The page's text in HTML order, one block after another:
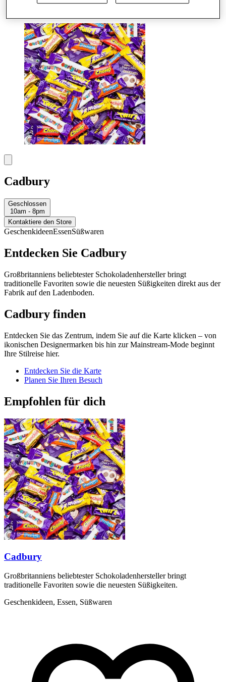
Cadbury
Geschlossen
10am - 8pm
Kontaktiere den Store
GeschenkideenEssenSüßwaren
Entdecken Sie Cadbury
Großbritanniens beliebtester Schokoladenhersteller bringt
traditionelle Favoriten sowie die neuesten Süßigkeiten direkt aus der
Fabrik auf den Ladenboden.
Cadbury finden
Entdecken Sie das Zentrum, indem Sie auf die Karte klicken – von
ikonischen Designermarken bis hin zur Mainstream-Mode beginnt
Ihre Stilreise hier.
Entdecken Sie die Karte
Planen Sie Ihren Besuch
Empfohlen für dich
Cadbury
Großbritanniens beliebtester Schokoladenhersteller bringt
traditionelle Favoriten sowie die neuesten Süßigkeiten.
Geschenkideen, Essen, Süßwaren